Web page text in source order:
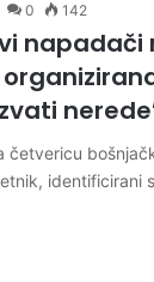
0 142
napadači
četvericu
identificirani